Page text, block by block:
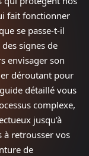
fait fonctionner
se passe-t-il
signes de
envisager son
déroutant pour
détaillé vous
complexe,
jusqu’à
à retrousser vos
de